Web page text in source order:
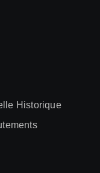
Historique